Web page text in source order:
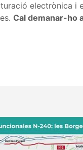
electrònica i
Cal demanar-ho